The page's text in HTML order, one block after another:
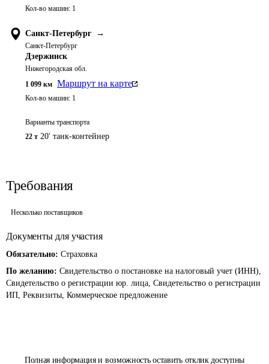
Полная информация и возможность оставить отклик доступны
Кол-во машин: 1
Санкт-Петербург →
Санкт-Петербург
Дзержинск
Нижегородская обл.
1 099 км Маршрут на карте
Кол-во машин: 1
Варианты транспорта
22 т 20' танк-контейнер
Требования
Несколько поставщиков
Документы для участия
Обязательно: Страховка
По желанию: Свидетельство о постановке на налоговый учет (ИНН),
Свидетельство о регистрации юр. лица, Свидетельство о регистрации
ИП, Реквизиты, Коммерческое предложение